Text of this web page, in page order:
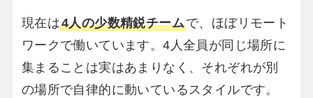
現在は4人の少数精鋭チームで、ほぼリモート
ワークで働いています。4人全員が同じ場所に
集まることは実はあまりなく、それぞれが別
の場所で自律的に動いているスタイルです。